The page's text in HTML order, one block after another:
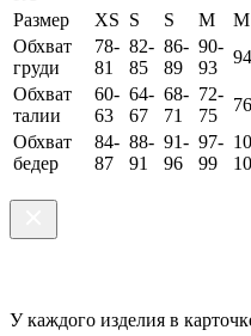
Размер
XS S S M M
Обхват
груди
78-
81
82-
85
86-
89
90-
93
Обхват
талии
60-
63
64-
67
68-
71
72-
75
Обхват
бедер
84-
87
88-
91
91-
96
97-
99
У каждого изделия в